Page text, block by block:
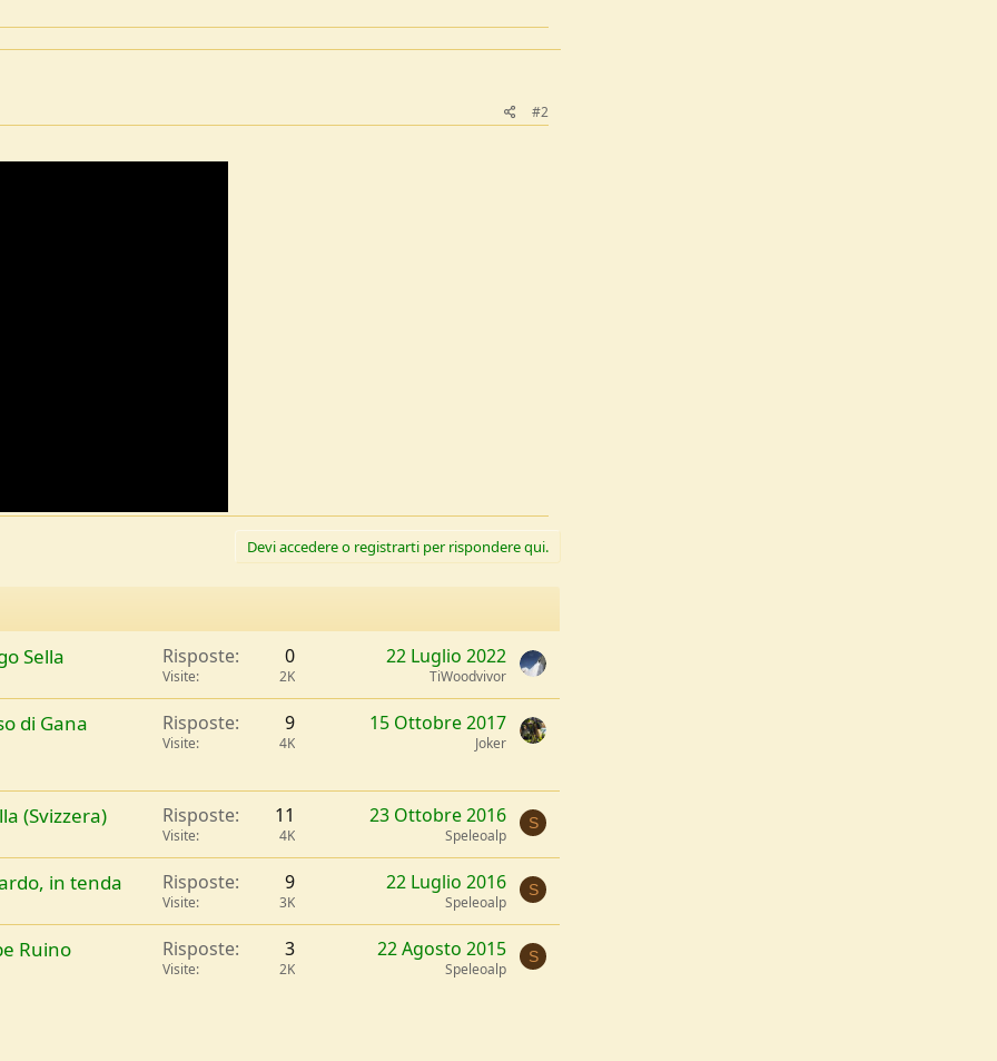
#2
Devi accedere o registrarti per rispondere qui.
Sella Risposte 0
Visite 2K
22 Luglio 2022
TiWoodvivor
di Gana
Risposte 9
Visite 4K
15 Ottobre 2017
Joker
(Svizzera) Risposte 11
Visite 4K
23 Ottobre 2016
Speleoalp
S
in tenda Risposte 9
Visite 3K
22 Luglio 2016
Speleoalp
S
Ruino Risposte 3
Visite 2K
22 Agosto 2015
Speleoalp
S